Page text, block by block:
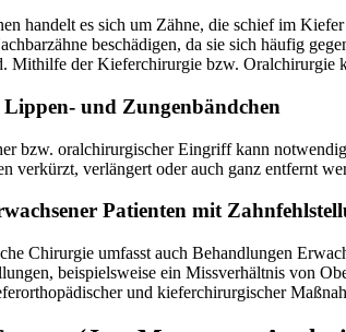
handelt es sich um Zähne, die schief im
beschädigen, da sie sich häufig
Mithilfe der Kieferchirurgie bzw. Oralchirurgie
und Zungenbändchen
bzw. oralchirurgischer Eingriff kann
verkürzt, verlängert oder auch ganz entfernt
Patienten mit
Chirurgie umfasst auch Behandlungen
beispielsweise ein Missverhältnis von
und kieferchirurgischer